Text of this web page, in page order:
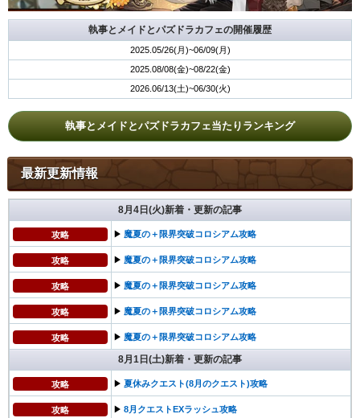
執事とメイドとパズドラカフェの開催履歴
2025.05/26(月)~06/09(月)
2025.08/08(金)~08/22(金)
2026.06/13(土)~06/30(火)
執事とメイドとパズドラカフェ当たりランキング
最新更新情報
8月4日(火)新着・更新の記事
攻略 ▶︎ 魔夏の＋限界突破コロシアム攻略
攻略 ▶︎ 魔夏の＋限界突破コロシアム攻略
攻略 ▶︎ 魔夏の＋限界突破コロシアム攻略
攻略 ▶︎ 魔夏の＋限界突破コロシアム攻略
攻略 ▶︎ 魔夏の＋限界突破コロシアム攻略
8月1日(土)新着・更新の記事
攻略 ▶︎ 夏休みクエスト(8月のクエスト)攻略
攻略 ▶︎ 8月クエストEXラッシュ攻略